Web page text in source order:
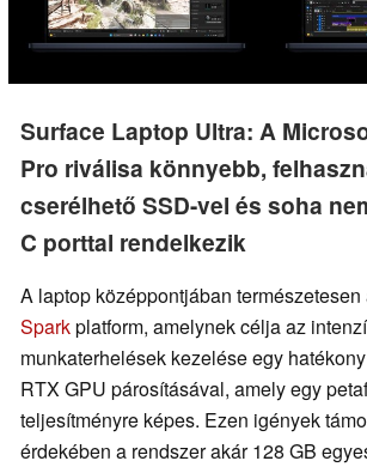
Surface Laptop Ultra: A
Pro riválisa könnyebb,
cserélhető SSD-vel és soha
C porttal rendelkezik
A laptop középpontjában természetesen
Sparkplatform, amelynek célja az
munkaterhelések kezelése egy
RTX GPU párosításával, amely egy
teljesítményre képes. Ezen igények
érdekében a rendszer akár 128 GB